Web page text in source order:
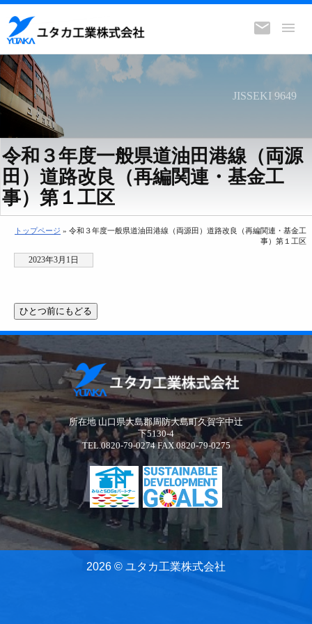
JISSEKI 9649
令和３年度一般県道油田港線（両源
田）道路改良（再編関連・基金工
事）第１工区
トップページ » 令和３年度一般県道油田港線（両源田）道路改良（再編関連・基金工
事）第１工区
2023年3月1日
所在地 山口県大島郡周防大島町久賀字中辻
下5130-4
TEL.0820-79-0274 FAX.0820-79-0275
2026 © ユタカ工業株式会社